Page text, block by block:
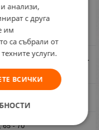
Premium BRONZE -
65 - 70
анализи,
с друга
им
са събрали от
услуги.
ВСИЧКИ